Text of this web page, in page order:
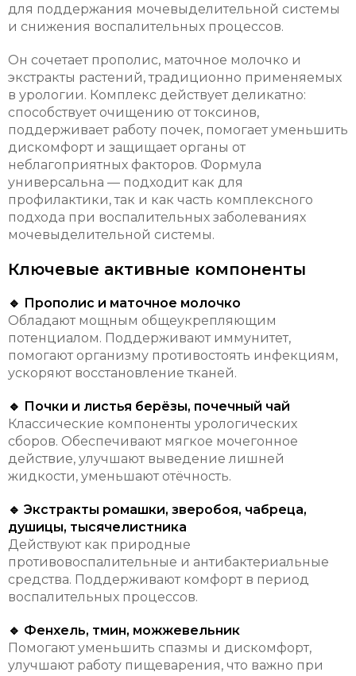
для поддержания мочевыделительной системы
и снижения воспалительных процессов.
Он сочетает прополис, маточное молочко и
экстракты растений, традиционно применяемых
в урологии. Комплекс действует деликатно:
способствует очищению от токсинов,
поддерживает работу почек, помогает уменьшить
дискомфорт и защищает органы от
неблагоприятных факторов. Формула
универсальна — подходит как для
профилактики, так и как часть комплексного
подхода при воспалительных заболеваниях
мочевыделительной системы.
Ключевые активные компоненты
🔹 Прополис и маточное молочко
Обладают мощным общеукрепляющим
потенциалом. Поддерживают иммунитет,
помогают организму противостоять инфекциям,
ускоряют восстановление тканей.
🔹 Почки и листья берёзы, почечный чай
Классические компоненты урологических
сборов. Обеспечивают мягкое мочегонное
действие, улучшают выведение лишней
жидкости, уменьшают отёчность.
🔹 Экстракты ромашки, зверобоя, чабреца,
душицы, тысячелистника
Действуют как природные
противовоспалительные и антибактериальные
средства. Поддерживают комфорт в период
воспалительных процессов.
🔹 Фенхель, тмин, можжевельник
Помогают уменьшить спазмы и дискомфорт,
улучшают работу пищеварения, что важно при